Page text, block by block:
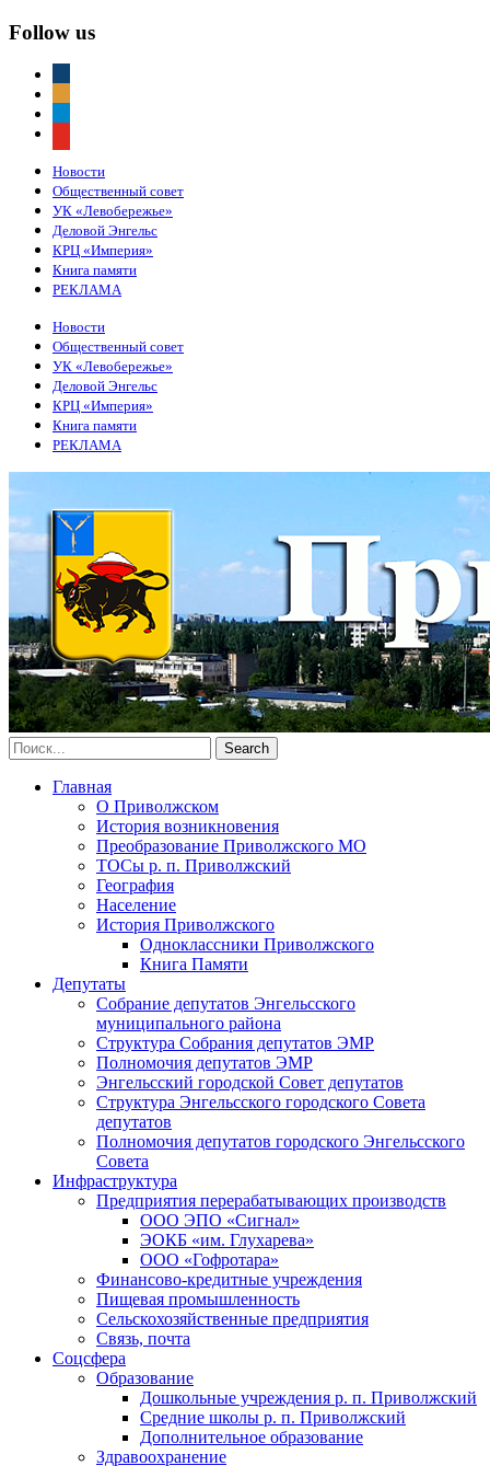
Follow us
Новости
Общественный совет
УК «Левобережье»
Деловой Энгельс
КРЦ «Империя»
Книга памяти
РЕКЛАМА
Новости
Общественный совет
УК «Левобережье»
Деловой Энгельс
КРЦ «Империя»
Книга памяти
РЕКЛАМА
Главная
О Приволжском
История возникновения
Преобразование Приволжского МО
ТОСы р. п. Приволжский
География
Население
История Приволжского
Одноклассники Приволжского
Книга Памяти
Депутаты
Собрание депутатов Энгельсского
муниципального района
Структура Собрания депутатов ЭМР
Полномочия депутатов ЭМР
Энгельсский городской Совет депутатов
Структура Энгельсского городского Совета
депутатов
Полномочия депутатов городского Энгельсского
Совета
Инфраструктура
Предприятия перерабатывающих производств
ООО ЭПО «Сигнал»
ЭОКБ «им. Глухарева»
ООО «Гофротара»
Финансово-кредитные учреждения
Пищевая промышленность
Сельскохозяйственные предприятия
Связь, почта
Соцсфера
Образование
Дошкольные учреждения р. п. Приволжский
Средние школы р. п. Приволжский
Дополнительное образование
Здравоохранение